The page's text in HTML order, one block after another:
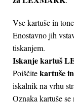
Vse kartuše in
Enostavno jih
tiskanjem.
Iskanje kartuš
Poiščitekartuše
iskalnik na vrhu
Oznaka kartuše